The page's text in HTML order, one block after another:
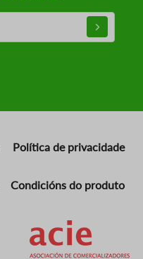
Política de privacidade
Condicións do produto